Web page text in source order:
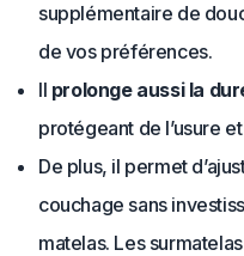
supplémentaire de
de vos préférences.
Il prolonge aussi la
protégeant de l’usure
De plus, il permet
couchage sans
matelas. Les